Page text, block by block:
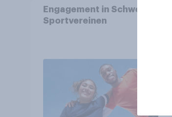
Engagement in Schweizer
Sportvereinen